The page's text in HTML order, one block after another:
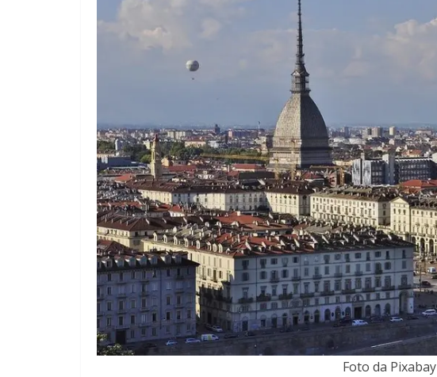
Foto da Pixabay
DOVE MANGIARE
I Migliori Ristoranti di
Amsterdam: dai Piatti
Tipici alle Fusioni
Gourmet